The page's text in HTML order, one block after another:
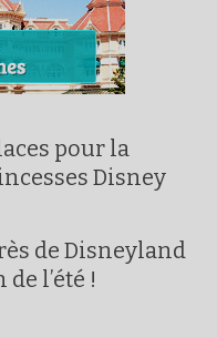
pour la
Disney
de Disneyland
l’été !